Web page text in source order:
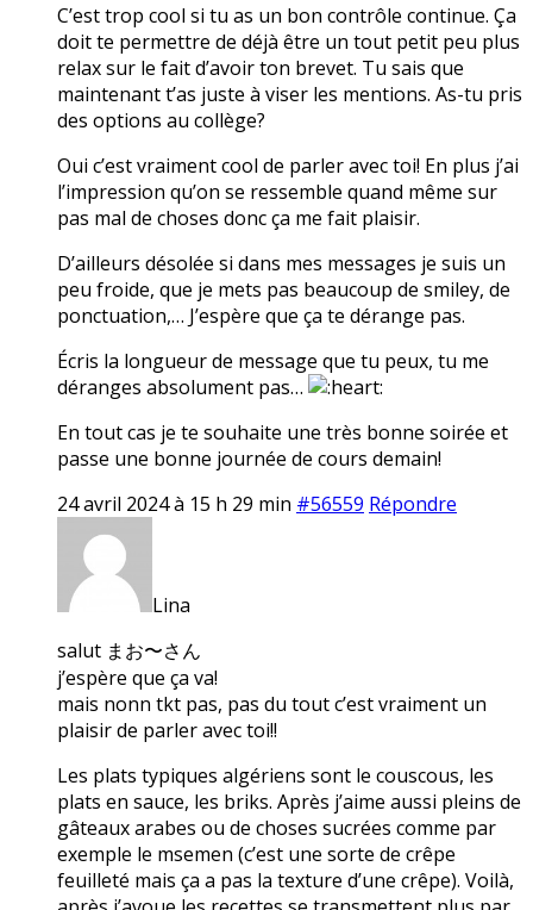
C’est trop cool si tu as un bon contrôle continue. Ça
doit te permettre de déjà être un tout petit peu plus
relax sur le fait d’avoir ton brevet. Tu sais que
maintenant t’as juste à viser les mentions. As-tu pris
des options au collège?
Oui c’est vraiment cool de parler avec toi! En plus j’ai
l’impression qu’on se ressemble quand même sur
pas mal de choses donc ça me fait plaisir.
D’ailleurs désolée si dans mes messages je suis un
peu froide, que je mets pas beaucoup de smiley, de
ponctuation,… J’espère que ça te dérange pas.
Écris la longueur de message que tu peux, tu me
déranges absolument pas…
En tout cas je te souhaite une très bonne soirée et
passe une bonne journée de cours demain!
24 avril 2024 à 15 h 29 min #56559 Répondre
Lina
salut まお〜さん
j’espère que ça va!
mais nonn tkt pas, pas du tout c’est vraiment un
plaisir de parler avec toi!!
Les plats typiques algériens sont le couscous, les
plats en sauce, les briks. Après j’aime aussi pleins de
gâteaux arabes ou de choses sucrées comme par
exemple le msemen (c’est une sorte de crêpe
feuilleté mais ça a pas la texture d’une crêpe). Voilà,